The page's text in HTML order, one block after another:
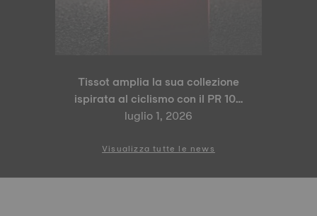
Tissot amplia la sua collezione
ispirata al ciclismo con il PR 100
Tour de France 2026 Special
Edition
luglio 1, 2026
Visualizza tutte le news